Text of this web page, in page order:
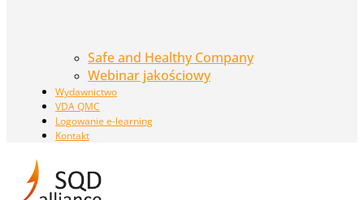
Safe and Healthy Company
Webinar jakościowy
Wydawnictwo
VDA QMC
Logowanie e-learning
Kontakt